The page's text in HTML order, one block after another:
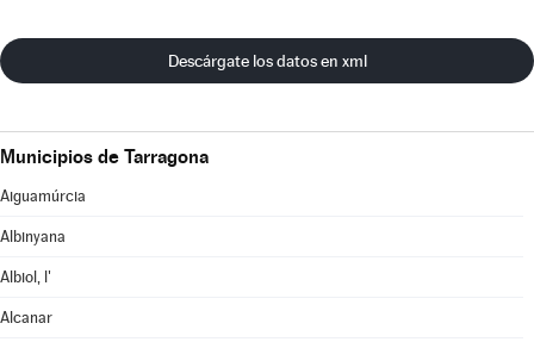
Descárgate los datos en xml
Municipios de Tarragona
Aiguamúrcia
Albinyana
Albiol, l'
Alcanar